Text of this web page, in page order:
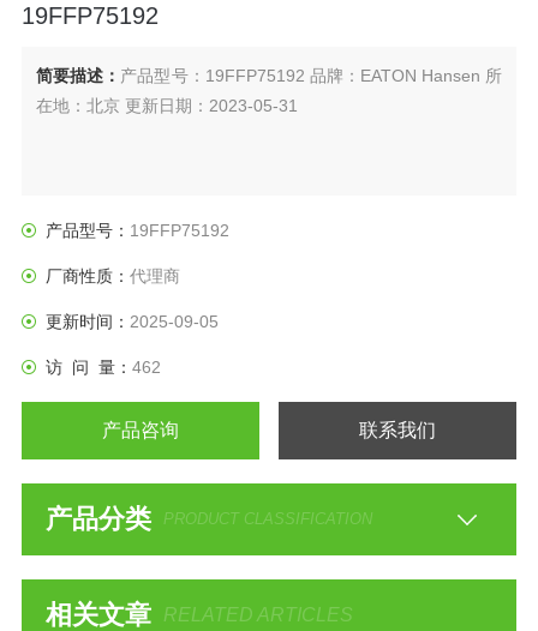
19FFP75192
简要描述： 产品型号：19FFP75192 品牌：EATON Hansen 所
在地：北京 更新日期：2023-05-31
产品型号： 19FFP75192
厂商性质： 代理商
更新时间： 2025-09-05
访 问 量： 462
产品咨询 联系我们
产品分类 PRODUCT CLASSIFICATION
相关文章 RELATED ARTICLES